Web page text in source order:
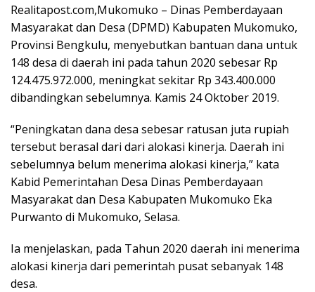
Realitapost.com,Mukomuko – Dinas Pemberdayaan
Masyarakat dan Desa (DPMD) Kabupaten Mukomuko,
Provinsi Bengkulu, menyebutkan bantuan dana untuk
148 desa di daerah ini pada tahun 2020 sebesar Rp
124.475.972.000, meningkat sekitar Rp 343.400.000
dibandingkan sebelumnya. Kamis 24 Oktober 2019.
“Peningkatan dana desa sebesar ratusan juta rupiah
tersebut berasal dari dari alokasi kinerja. Daerah ini
sebelumnya belum menerima alokasi kinerja,” kata
Kabid Pemerintahan Desa Dinas Pemberdayaan
Masyarakat dan Desa Kabupaten Mukomuko Eka
Purwanto di Mukomuko, Selasa.
Ia menjelaskan, pada Tahun 2020 daerah ini menerima
alokasi kinerja dari pemerintah pusat sebanyak 148
desa.